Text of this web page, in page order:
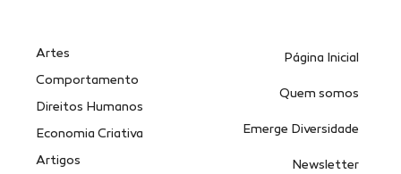
Artes
Comportamento
Direitos Humanos
Economia Criativa
Artigos
Página Inicial
Quem somos
Emerge Diversidade
Newsletter